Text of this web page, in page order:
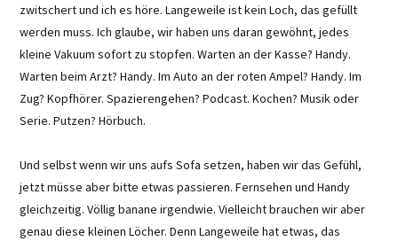
zwitschert und ich es höre. Langeweile ist kein Loch, das gefüllt
werden muss. Ich glaube, wir haben uns daran gewöhnt, jedes
kleine Vakuum sofort zu stopfen. Warten an der Kasse? Handy.
Warten beim Arzt? Handy. Im Auto an der roten Ampel? Handy. Im
Zug? Kopfhörer. Spazierengehen? Podcast. Kochen? Musik oder
Serie. Putzen? Hörbuch.
Und selbst wenn wir uns aufs Sofa setzen, haben wir das Gefühl,
jetzt müsse aber bitte etwas passieren. Fernsehen und Handy
gleichzeitig. Völlig banane irgendwie. Vielleicht brauchen wir aber
genau diese kleinen Löcher. Denn Langeweile hat etwas, das